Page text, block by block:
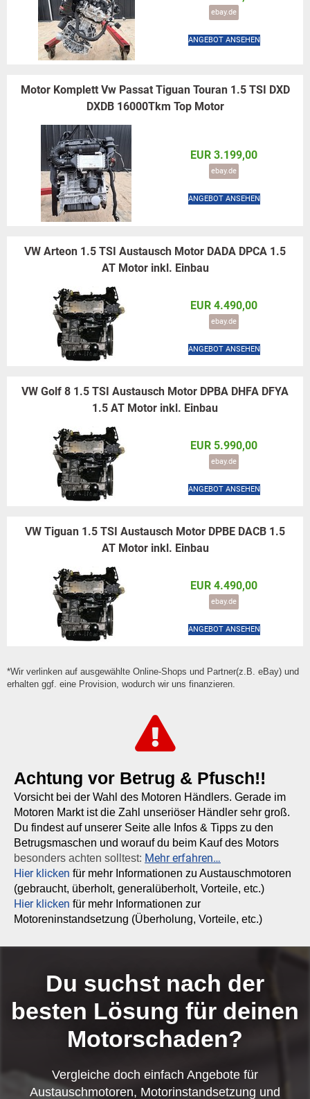
ebay.de
ANGEBOT ANSEHEN
Motor Komplett Vw Passat Tiguan Touran 1.5 TSI DXD
DXDB 16000Tkm Top Motor
EUR 3.199,00
ebay.de
ANGEBOT ANSEHEN
VW Arteon 1.5 TSI Austausch Motor DADA DPCA 1.5
AT Motor inkl. Einbau
EUR 4.490,00
ebay.de
ANGEBOT ANSEHEN
VW Golf 8 1.5 TSI Austausch Motor DPBA DHFA DFYA
1.5 AT Motor inkl. Einbau
EUR 5.990,00
ebay.de
ANGEBOT ANSEHEN
VW Tiguan 1.5 TSI Austausch Motor DPBE DACB 1.5
AT Motor inkl. Einbau
EUR 4.490,00
ebay.de
ANGEBOT ANSEHEN
*Wir verlinken auf ausgewählte Online-Shops und Partner(z.B. eBay) und
erhalten ggf. eine Provision, wodurch wir uns finanzieren.
Achtung vor Betrug & Pfusch!!
Vorsicht bei der Wahl des Motoren Händlers. Gerade im
Motoren Markt ist die Zahl unseriöser Händler sehr groß.
Du findest auf unserer Seite alle Infos & Tipps zu den
Betrugsmaschen und worauf du beim Kauf des Motors
besonders achten solltest: Mehr erfahren…
Hier klicken für mehr Informationen zu Austauschmotoren
(gebraucht, überholt, generalüberholt, Vorteile, etc.)
Hier klicken für mehr Informationen zur
Motoreninstandsetzung (Überholung, Vorteile, etc.)
Du suchst nach der
besten Lösung für deinen
Motorschaden?
Vergleiche doch einfach Angebote für
Austauschmotoren, Motorinstandsetzung und